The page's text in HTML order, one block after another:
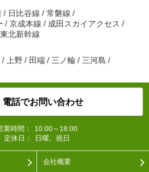
/ 日比谷線 / 常磐線 /
/ 京成本線 / 成田スカイアクセス /
東北新幹線
/ 上野 / 田端 / 三ノ輪 / 三河島 /
電話でお問い合わせ
業時間：
10:00～18:00
定休日：
日曜、祝日
会社概要